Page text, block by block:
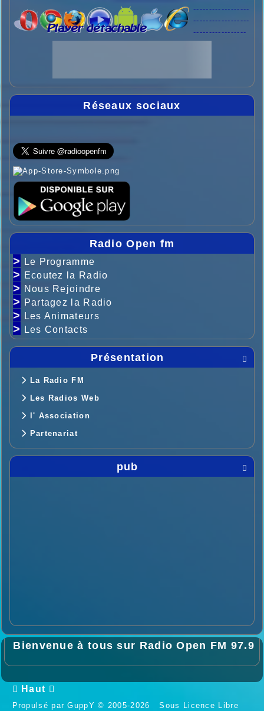
------------------
------------------
-----------------
Réseaux sociaux
Radio Open fm
> Le Programme
> Ecoutez la Radio
> Nous Rejoindre
> Partagez la Radio
> Les Animateurs
> Les Contacts

Présentation
La Radio FM
Les Radios Web
l' Association
Partenariat

pub
Bienvenue à tous sur Radio Open FM 97.9
 Haut 
Propulsé par GuppY© 2005-2026
Sous Licence Libre